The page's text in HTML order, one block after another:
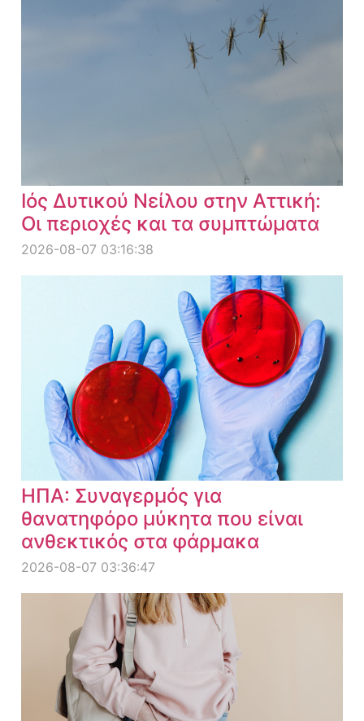
Ιός Δυτικού Νείλου στην Αττική:
Οι περιοχές και τα συμπτώματα
2026-08-07 03:16:38
ΗΠΑ: Συναγερμός για
θανατηφόρο μύκητα που είναι
ανθεκτικός στα φάρμακα
2026-08-07 03:36:47